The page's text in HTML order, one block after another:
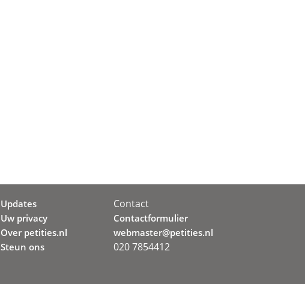
Updates
Uw privacy
Over petities.nl
Steun ons
Contact
Contactformulier
webmaster@petities.nl
020 7854412